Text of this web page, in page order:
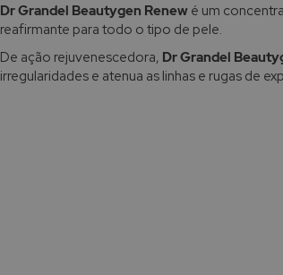
Dr Grandel Beautygen Renew é um
reafirmante para todo o tipo de pele.
De ação rejuvenescedora, Dr Grandel
irregularidades e atenua as linhas e rugas de